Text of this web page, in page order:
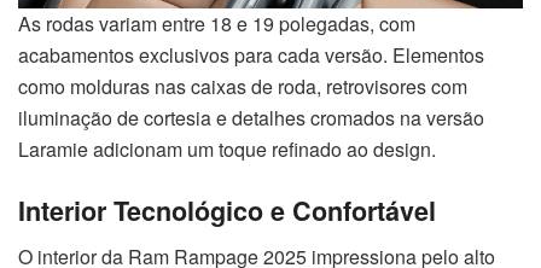
As rodas variam entre 18 e 19 polegadas, com
acabamentos exclusivos para cada versão. Elementos
como molduras nas caixas de roda, retrovisores com
iluminação de cortesia e detalhes cromados na versão
Laramie adicionam um toque refinado ao design.
Interior Tecnológico e Confortável
O interior da Ram Rampage 2025 impressiona pelo alto